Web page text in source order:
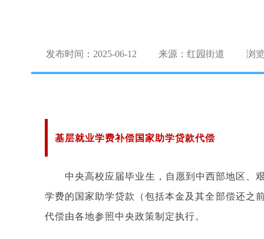
发布时间：2025-06-12 来源：红园街道 浏
基层就业学费补偿国家助学贷款代偿
中央高校应届毕业生，自愿到中西部地区、
学费的国家助学贷款（包括本金及其全部偿还
代偿由各地参照中央政策制定执行。